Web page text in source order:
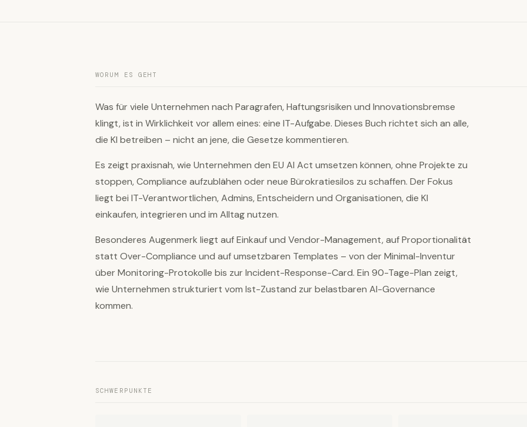
WORUM ES GEHT
Was für viele Unternehmen nach Paragrafen, Haftungsrisiken und Innovationsbremse
klingt, ist in Wirklichkeit vor allem eines: eine IT-Aufgabe. Dieses Buch richtet sich an alle,
die KI betreiben – nicht an jene, die Gesetze kommentieren.
Es zeigt praxisnah, wie Unternehmen den EU AI Act umsetzen können, ohne Projekte zu
stoppen, Compliance aufzublähen oder neue Bürokratiesilos zu schaffen. Der Fokus
liegt bei IT-Verantwortlichen, Admins, Entscheidern und Organisationen, die KI
einkaufen, integrieren und im Alltag nutzen.
Besonderes Augenmerk liegt auf Einkauf und Vendor-Management, auf Proportionalität
statt Over-Compliance und auf umsetzbaren Templates – von der Minimal-Inventur
über Monitoring-Protokolle bis zur Incident-Response-Card. Ein 90-Tage-Plan zeigt,
wie Unternehmen strukturiert vom Ist-Zustand zur belastbaren AI-Governance
kommen.
SCHWERPUNKTE